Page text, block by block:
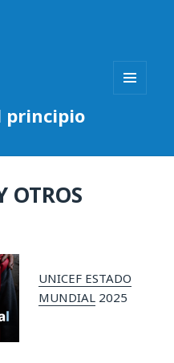
principio
OTROS
UNICEF ESTADO
MUNDIAL 2025